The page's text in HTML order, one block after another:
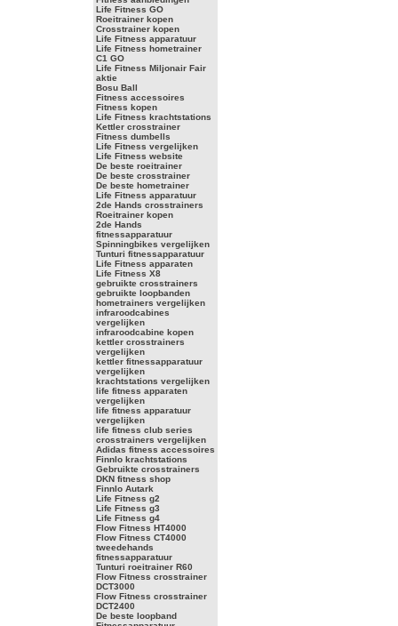
Life Fitness GO
Roeitrainer kopen
Crosstrainer kopen
Life Fitness apparatuur
Life Fitness hometrainer
C1 GO
Life Fitness Miljonair Fair
aktie
Bosu Ball
Fitness accessoires
Fitness kopen
Life Fitness krachtstations
Kettler crosstrainer
Fitness dumbells
Life Fitness vergelijken
Life Fitness website
De beste roeitrainer
De beste crosstrainer
De beste hometrainer
Life Fitness apparatuur
2de Hands crosstrainers
Roeitrainer kopen
2de Hands
fitnessapparatuur
Spinningbikes vergelijken
Tunturi fitnessapparatuur
Life Fitness apparaten
Life Fitness X8
gebruikte crosstrainers
gebruikte loopbanden
hometrainers vergelijken
infraroodcabines
vergelijken
infraroodcabine kopen
kettler crosstrainers
vergelijken
kettler fitnessapparatuur
vergelijken
krachtstations vergelijken
life fitness apparaten
vergelijken
life fitness apparatuur
vergelijken
life fitness club series
crosstrainers vergelijken
Adidas fitness accessoires
Finnlo krachtstations
Gebruikte crosstrainers
DKN fitness shop
Finnlo Autark
Life Fitness g2
Life Fitness g3
Life Fitness g4
Flow Fitness HT4000
Flow Fitness CT4000
tweedehands
fitnessapparatuur
Tunturi roeitrainer R60
Flow Fitness crosstrainer
DCT3000
Flow Fitness crosstrainer
DCT2400
De beste loopband